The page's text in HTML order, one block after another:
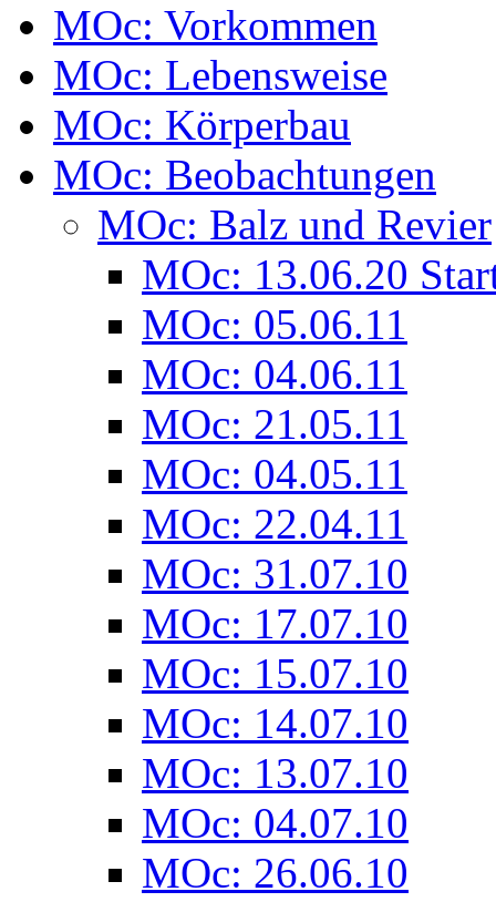
MOc: Vorkommen
MOc: Lebensweise
MOc: Körperbau
MOc: Beobachtungen
MOc: Balz und Revier
MOc: 13.06.20
MOc: 05.06.11
MOc: 04.06.11
MOc: 21.05.11
MOc: 04.05.11
MOc: 22.04.11
MOc: 31.07.10
MOc: 17.07.10
MOc: 15.07.10
MOc: 14.07.10
MOc: 13.07.10
MOc: 04.07.10
MOc: 26.06.10